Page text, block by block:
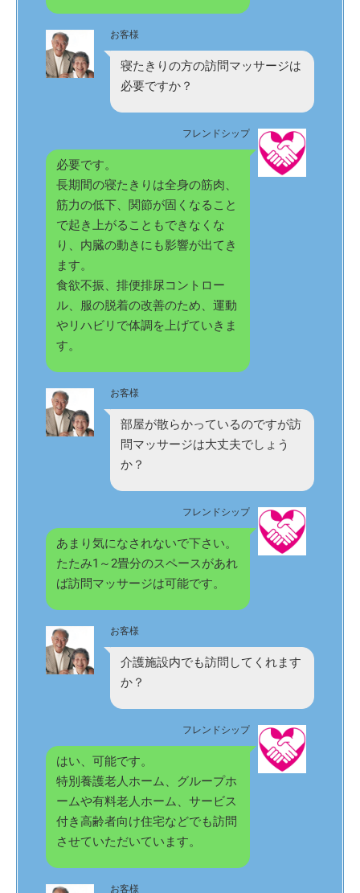
お客様
寝たきりの方の訪問マッサージは
必要ですか？
フレンドシップ
必要です。
長期間の寝たきりは全身の筋肉、
筋力の低下、関節が固くなること
で起き上がることもできなくな
り、内臓の動きにも影響が出てき
ます。
食欲不振、排便排尿コントロー
ル、服の脱着の改善のため、運動
やリハビリで体調を上げていきま
す。
お客様
部屋が散らかっているのですが訪
問マッサージは大丈夫でしょう
か？
フレンドシップ
あまり気になされないで下さい。
たたみ1～2畳分のスペースがあれ
ば訪問マッサージは可能です。
お客様
介護施設内でも訪問してくれます
か？
フレンドシップ
はい、可能です。
特別養護老人ホーム、グループホ
ームや有料老人ホーム、サービス
付き高齢者向け住宅などでも訪問
させていただいています。
お客様